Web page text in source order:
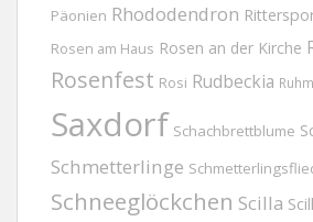
Päonien Rhododendron
Rosen am Haus Rosen an der Kirche
Rosenfest Rosi Rudbeckia
Saxdorf Schachbrettblume
Schmetterlinge
Schneeglöckchen Scilla